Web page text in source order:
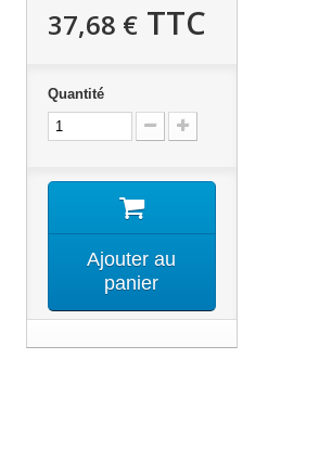
37,68 €TTC
Quantité
Ajouter au
panier